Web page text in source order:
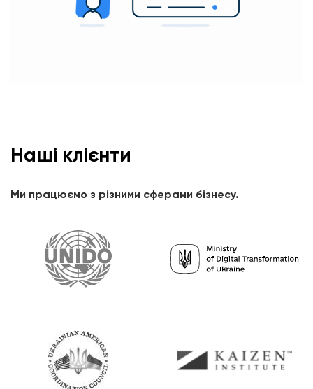
Наші клієнти
Ми працюємо з різними сферами бізнесу.